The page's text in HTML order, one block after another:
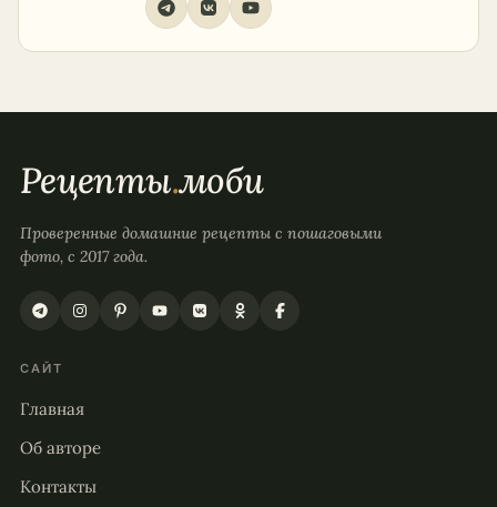
Рецепты.моби
Проверенные домашние рецепты с пошаговыми
фото, с 2017 года.
САЙТ
Главная
Об авторе
Контакты